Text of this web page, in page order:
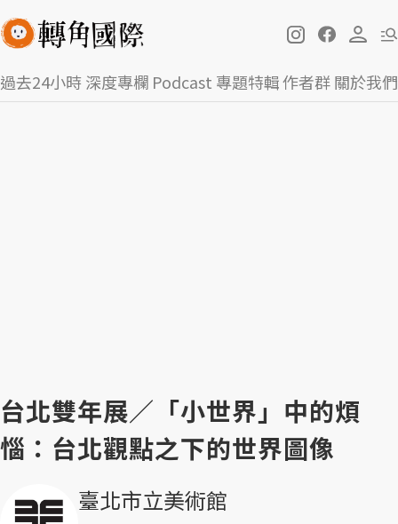
過去24小時深度專欄 Podcast 專題特輯作者群關於我們
台北雙年展／「小世界」中的煩
惱：台北觀點之下的世界圖像
臺北市立美術館